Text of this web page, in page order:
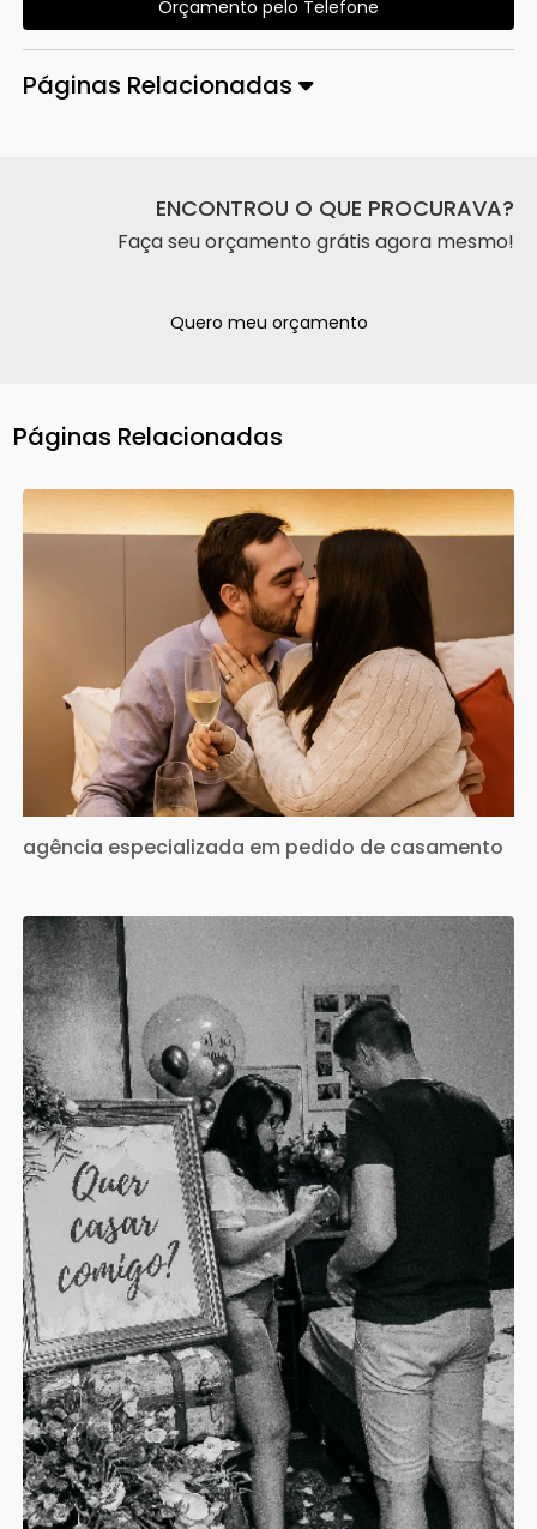
Orçamento pelo Telefone
Páginas Relacionadas
ENCONTROU O QUE PROCURAVA?
Faça seu orçamento grátis agora mesmo!
Quero meu orçamento
Páginas Relacionadas
agência especializada em pedido de casamento